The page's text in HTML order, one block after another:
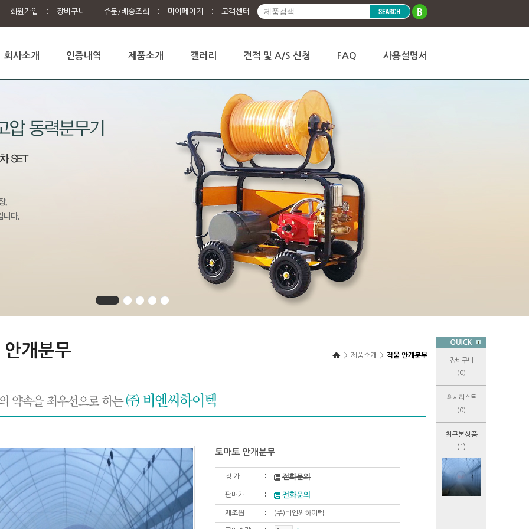
: 회원가입 : 장바구니 : 주문/배송조회 : 마이페이지 : 고객센터
회사소개 인증내역 제품소개 갤러리 견적 및 A/S 신청 FAQ 사용설명서
안개분무 > 제품소개 > 작물 안개분무
토마토 안개분무
정 가 전화문의
판매가 전화문의
제조원 (주)비엔씨하이텍
장바구니
(0)
위시리스트
(0)
최근본상품
(1)